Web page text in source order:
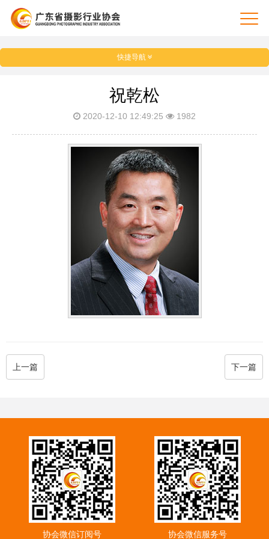
快捷导航
祝乾松
2020-12-10 12:49:25 1982
上一篇 下一篇
协会微信订阅号 协会微信服务号